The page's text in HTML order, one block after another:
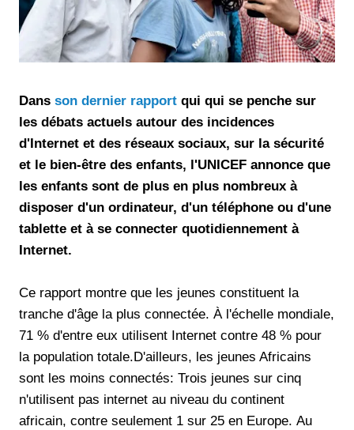
Dans son dernier rapport qui qui se penche sur
les débats actuels autour des incidences
d'Internet et des réseaux sociaux, sur la sécurité
et le bien-être des enfants, l'UNICEF annonce que
les enfants sont de plus en plus nombreux à
disposer d'un ordinateur, d'un téléphone ou d'une
tablette et à se connecter quotidiennement à
Internet.
Ce rapport montre que les jeunes constituent la
tranche d'âge la plus connectée. À l'échelle mondiale,
71 % d'entre eux utilisent Internet contre 48 % pour
la population totale.D'ailleurs, les jeunes Africains
sont les moins connectés: Trois jeunes sur cinq
n'utilisent pas internet au niveau du continent
africain, contre seulement 1 sur 25 en Europe. Au